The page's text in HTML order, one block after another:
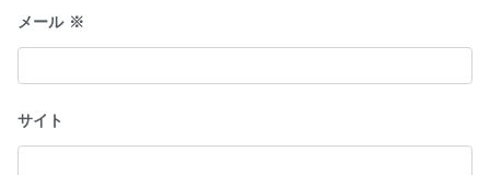
メール ※
サイト